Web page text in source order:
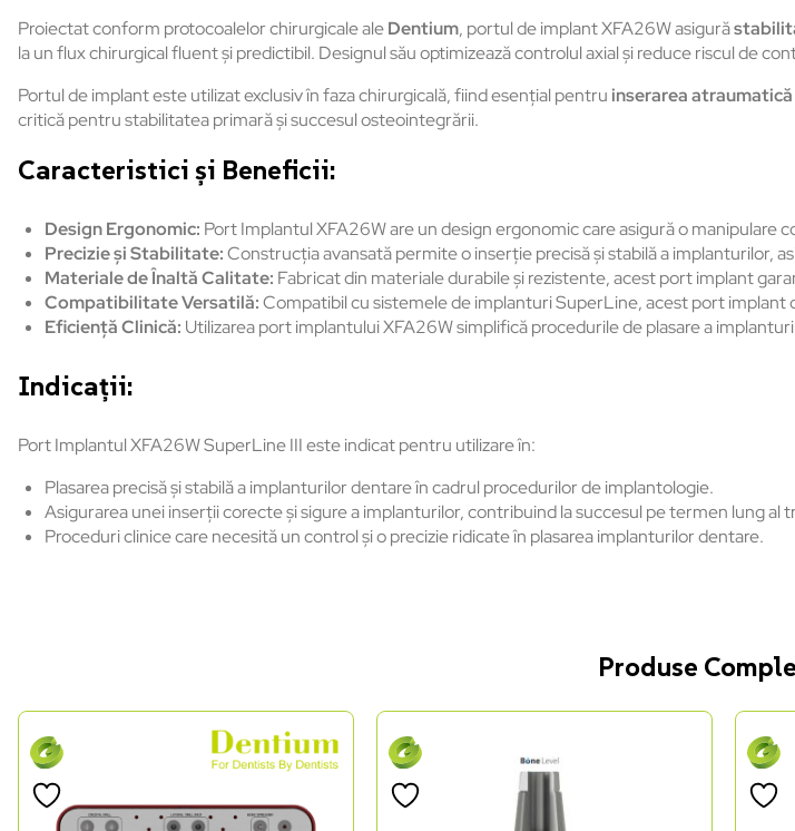
Proiectat conform protocoalelor chirurgicale aleDentium, portul de implant XFA26W asigură
la un flux chirurgical fluent și predictibil. Designul său optimizează controlul axial și reduce riscul de
Portul de implant este utilizat exclusiv în faza chirurgicală, fiind esențial pentruinserarea
critică pentru stabilitatea primară și succesul osteointegrării.
Caracteristici și Beneficii:
Design Ergonomic: Port Implantul XFA26W are un design ergonomic care asigură o
Precizie și Stabilitate:Construcția avansată permite o inserție precisă și stabilă a implanturilor,
Materiale de Înaltă Calitate: Fabricat din materiale durabile și rezistente, acest port implant
Compatibilitate Versatilă:Compatibil cu sistemele de implanturi SuperLine, acest port
Eficiență Clinică: Utilizarea port implantului XFA26W simplifică procedurile de plasare a
Indicații:
Port Implantul XFA26W SuperLine III este indicat pentru utilizare în:
Plasarea precisă și stabilă a implanturilor dentare în cadrul procedurilor de implantologie.
Asigurarea unei inserții corecte și sigure a implanturilor, contribuind la succesul pe termen lung al
Proceduri clinice care necesită un control și o precizie ridicate în plasarea implanturilor dentare.
Produse